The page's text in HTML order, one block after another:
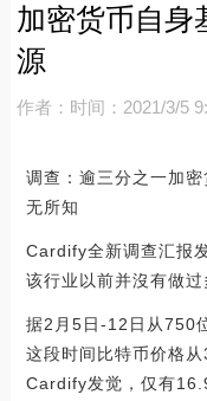
加密货币自身
源
作者： 时间：2021/3/5
调查：逾三分之一加
无所知
Cardify全新调查汇报
该行业以前并沒有做过
据2月5日-12日从750
这段时间比特币价格
Cardify发觉，仅有